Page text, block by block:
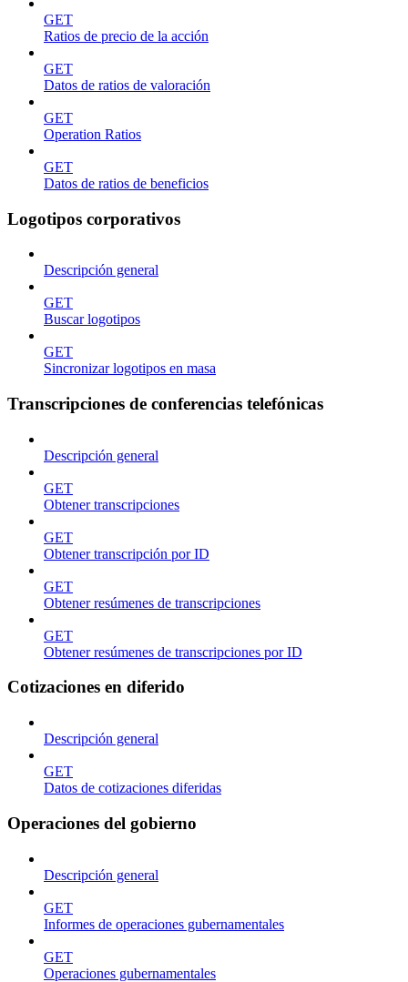
GET
Ratios de precio de la acción
GET
Datos de ratios de valoración
GET
Operation Ratios
GET
Datos de ratios de beneficios
Logotipos corporativos
Descripción general
GET
Buscar logotipos
GET
Sincronizar logotipos en masa
Transcripciones de conferencias telefónicas
Descripción general
GET
Obtener transcripciones
GET
Obtener transcripción por ID
GET
Obtener resúmenes de transcripciones
GET
Obtener resúmenes de transcripciones por ID
Cotizaciones en diferido
Descripción general
GET
Datos de cotizaciones diferidas
Operaciones del gobierno
Descripción general
GET
Informes de operaciones gubernamentales
GET
Operaciones gubernamentales